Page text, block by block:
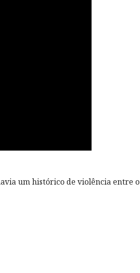
um histórico de violência entre o